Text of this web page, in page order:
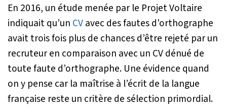
En 2016, un étude menée par le Projet Voltaire
indiquait qu’un CVavec des fautes d'orthographe
avait trois fois plus de chances d’être rejeté par un
recruteur en comparaison avec un CV dénué de
toute faute d’orthographe. Une évidence quand
on y pense car la maîtrise à l’écrit de la langue
française reste un critère de sélection primordial.